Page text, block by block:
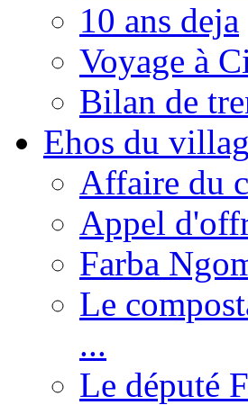
10 ans deja
Voyage à
Bilan de
Ehos du
Affaire du
Appel
Farba
Le
...
Le député